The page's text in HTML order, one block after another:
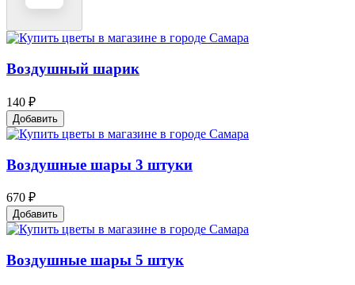
Воздушный шарик
140 ₽
Добавить
Воздушные шары 3 штуки
670 ₽
Добавить
Воздушные шары 5 штук